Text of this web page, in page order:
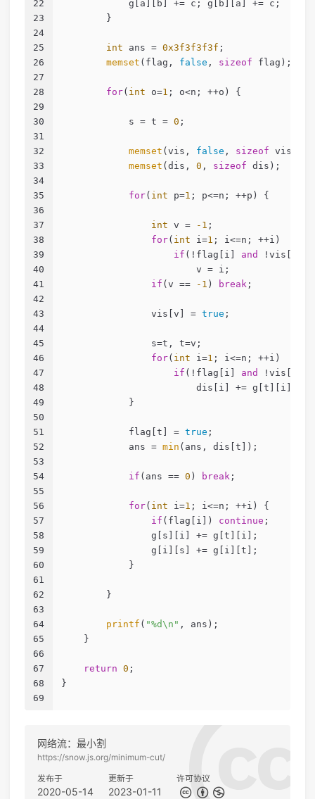
22
23
24
25
26
27
28
29
30
31
32
33
34
35
36
37
38
39
40
41
42
43
44
45
46
47
48
49
50
51
52
53
54
55
56
57
58
59
60
61
62
63
64
65
66
67
68
69
            g[a][b] += c; g[b][a] += c;
        }
int ans = 0x3f3f3f3f ;
memset (flag, false , sizeof flag);
for( int o=1 ; o<n; ++o) {
            s = t =
0 ;
memset (vis, false , sizeof vis);
memset (dis, 0 , sizeof dis);
for( int p=1 ; p<=n; ++p) {
int v = -1 ;
for( int i=1 ; i<=n; ++i)
if (!flag[i] and !vis[i]
                        v = i;
if (v == -1 ) break;
                vis[v] =
true ;
                s=t, t=v;
for( int i=1 ; i<=n; ++i)
if (!flag[i] and
!vis[i])
                        dis[i] += g[t][i];
            }
            flag[t] =
true ;
            ans =
min (ans, dis[t]);
if (ans == 0 ) break;
for( int i=1 ; i<=n; ++i) {
if (flag[i]) continue ;
                g[s][i] += g[t][i];
                g[i][s] += g[i][t];
            }
        }
printf ( "%d\n" , ans);
    }
return 0 ;
}
网络流：最小割
https://snow.js.org/minimum-cut/
发布于
2020-05-14
更新于
2023-01-11
许可协议